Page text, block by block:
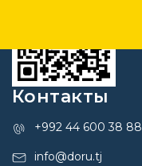
Контакты
+992 44 600 38 88
info@doru.tj